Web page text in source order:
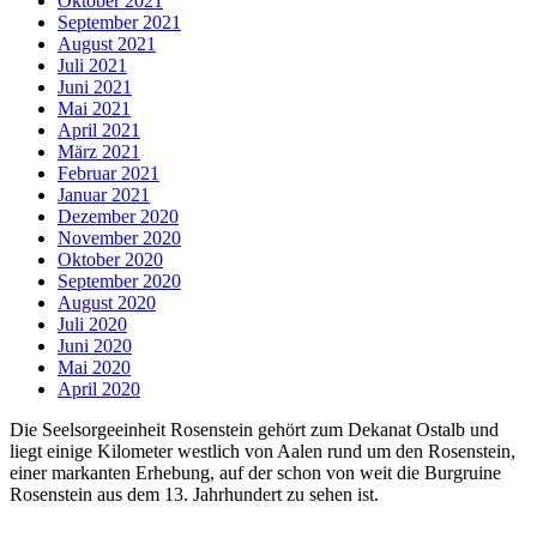
September 2021
August 2021
Juli 2021
Juni 2021
Mai 2021
April 2021
März 2021
Februar 2021
Januar 2021
Dezember 2020
November 2020
Oktober 2020
September 2020
August 2020
Juli 2020
Juni 2020
Mai 2020
April 2020
Die Seelsorgeeinheit Rosenstein gehört zum Dekanat Ostalb und
liegt einige Kilometer westlich von Aalen rund um den Rosenstein,
einer markanten Erhebung, auf der schon von weit die Burgruine
Rosenstein aus dem 13. Jahrhundert zu sehen ist.